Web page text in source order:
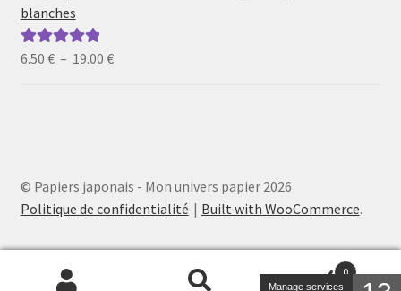
blanches
Note5.00sur
6.50 € – 19.00 €Plage
© Papiers japonais - Mon univers papier 2026
Politique de confidentialité
Built with WooCommerce.
0
Manage services